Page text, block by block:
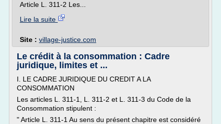
Article L. 311-2 Les...
Lire la suite
Site : village-justice.com
Le crédit à la consommation : Cadre
juridique, limites et ...
I. LE CADRE JURIDIQUE DU CREDIT A LA
CONSOMMATION
Les articles L. 311-1, L. 311-2 et L. 311-3 du Code de la
Consommation stipulent :
" Article L. 311-1 Au sens du présent chapitre est considéré